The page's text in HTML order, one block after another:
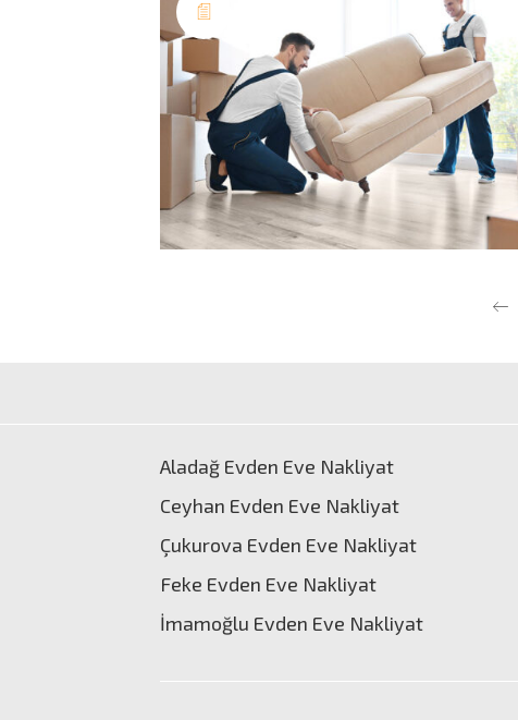
Aladağ Evden Eve Nakliyat
Ceyhan Evden Eve Nakliyat
Çukurova Evden Eve Nakliyat
Feke Evden Eve Nakliyat
İmamoğlu Evden Eve Nakliyat